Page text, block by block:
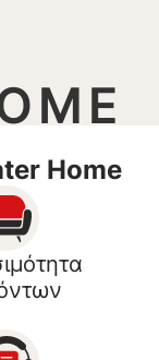
Home